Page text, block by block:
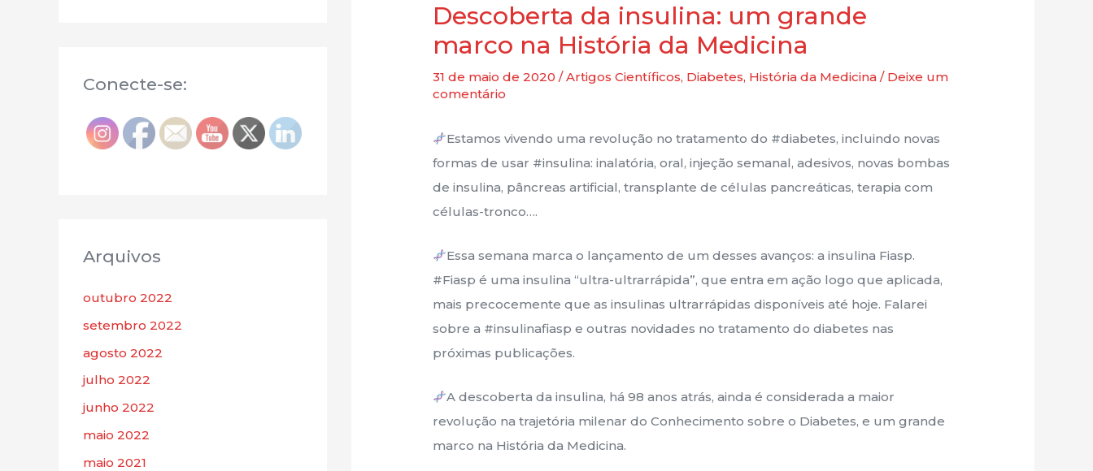
Conecte-se:
Arquivos
outubro 2022
setembro 2022
agosto 2022
julho 2022
junho 2022
maio 2022
maio 2021
Descoberta da insulina: um grande
marco na História da Medicina
31 de maio de 2020/Artigos Científicos, Diabetes, História da Medicina / Deixe um
comentário
Estamos vivendo uma revolução no tratamento do #diabetes, incluindo novas
formas de usar #insulina: inalatória, oral, injeção semanal, adesivos, novas bombas
de insulina, pâncreas artificial, transplante de células pancreáticas, terapia com
células-tronco….
Essa semana marca o lançamento de um desses avanços: a insulina Fiasp.
#Fiasp é uma insulina “ultra-ultrarrápida”, que entra em ação logo que aplicada,
mais precocemente que as insulinas ultrarrápidas disponíveis até hoje. Falarei
sobre a #insulinafiasp e outras novidades no tratamento do diabetes nas
próximas publicações.
A descoberta da insulina, há 98 anos atrás, ainda é considerada a maior
revolução na trajetória milenar do Conhecimento sobre o Diabetes, e um grande
marco na História da Medicina.